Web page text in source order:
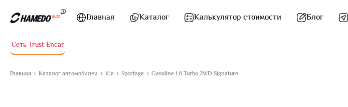
Главная
Каталог Калькулятор стоимости Блог
Сеть Trust Encar
Главная Каталог автомобилей Kia Sportage Gasoline 1.6 Turbo 2WD Signature